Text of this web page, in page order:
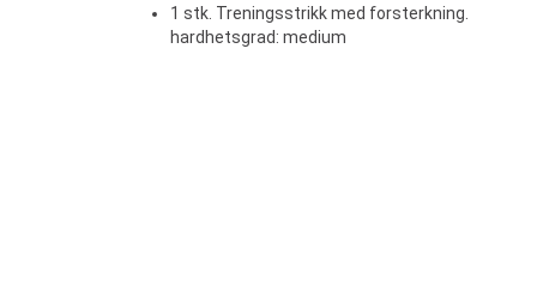
1 stk. Treningsstrikk med forsterkning.
hardhetsgrad: medium